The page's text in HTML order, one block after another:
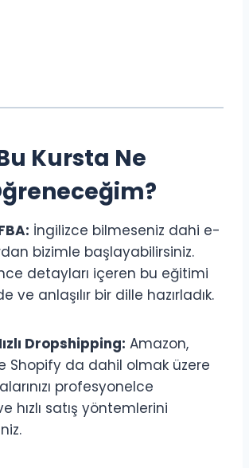
Kursta Ne
İngilizce bilmeseniz dahi e-
bizimle başlayabilirsiniz.
detayları içeren bu eğitimi
ve anlaşılır bir dille hazırladık.
Dropshipping: Amazon,
Shopify da dahil olmak üzere
profesyonelce
hızlı satış yöntemlerini